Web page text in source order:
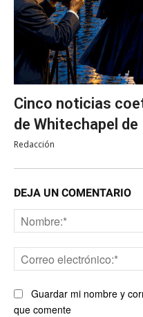
Cinco noticias
de Whitechapel de
Redacción
DEJA UN COMENTARIO
Guardar mi nombre y
que comente